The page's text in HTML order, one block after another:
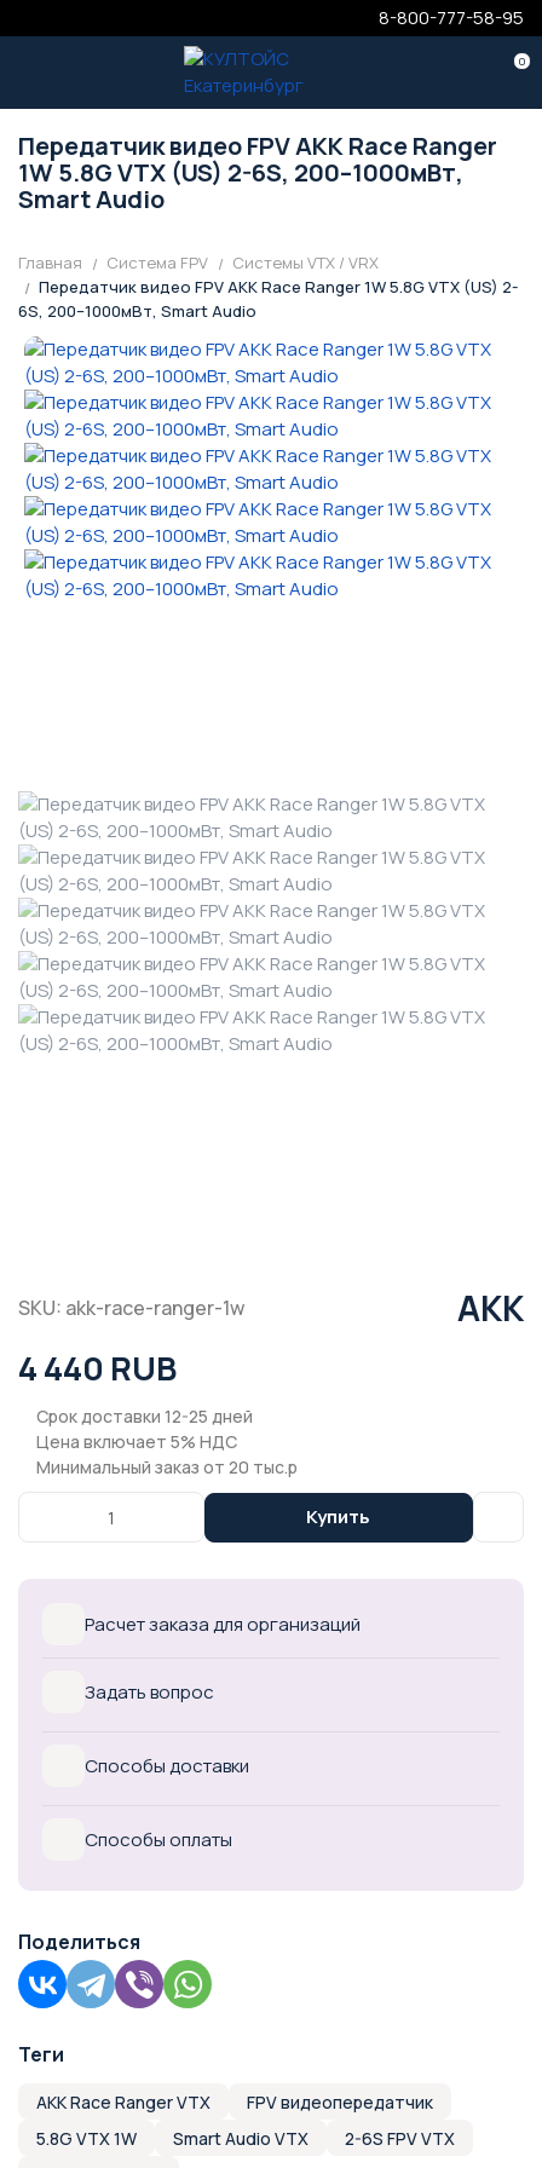
8-800-777-58-95
0
Передатчик видео FPV AKK Race Ranger
1W 5.8G VTX (US) 2-6S, 200–1000мВт,
Smart Audio
Главная Система FPV
Системы VTX / VRX
Передатчик видео FPV AKK Race Ranger 1W 5.8G VTX (US) 2-
6S, 200–1000мВт, Smart Audio
SKU: akk-race-ranger-1w AKK
4 440 RUB
Срок доставки 12-25 дней
Цена включает 5% НДС
Минимальный заказ от 20 тыс.р
Купить
Расчет заказа для организаций
Задать вопрос
Способы доставки
Способы оплаты
Поделиться
Теги
AKK Race Ranger VTX
FPV видеопередатчик
5.8G VTX 1W
Smart Audio VTX
2-6S FPV VTX